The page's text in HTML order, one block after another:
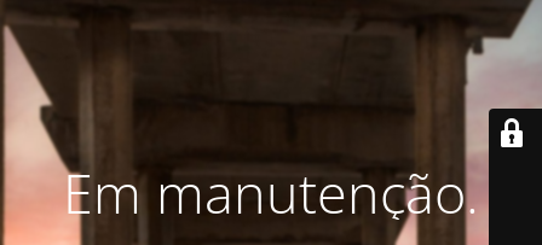
Em manutenção.